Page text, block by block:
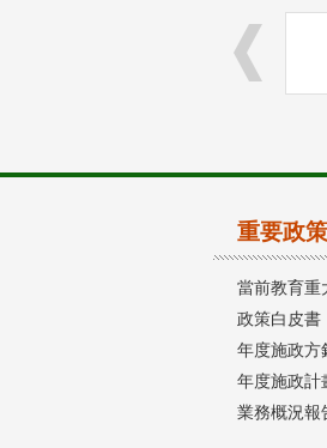
重要政策
當前教育重
政策白皮書
年度施政方
年度施政計
業務概況報